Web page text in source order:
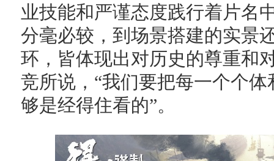
业技能和严谨态度践行着片名
分毫必较，到场景搭建的实景
环，皆体现出对历史的尊重和
竞所说，“我们要把每一个个
够是经得住看的”。